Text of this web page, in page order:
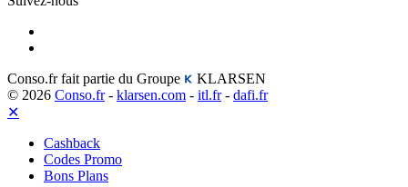
Conso.fr fait partie du Groupe
KLARSEN
© 2026 Conso.fr- klarsen.com - itl.fr- dafi.fr
✕
Cashback
Codes Promo
Bons Plans